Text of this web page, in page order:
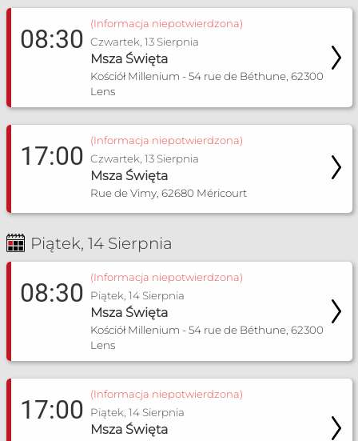
08:30
(Informacja niepotwierdzona)
Czwartek, 13 Sierpnia
Msza Święta
Kościół Millenium - 54 rue de Béthune, 62300
Lens
17:00
(Informacja niepotwierdzona)
Czwartek, 13 Sierpnia
Msza Święta
Rue de Vimy, 62680 Méricourt
Piątek, 14 Sierpnia
08:30
(Informacja niepotwierdzona)
Piątek, 14 Sierpnia
Msza Święta
Kościół Millenium - 54 rue de Béthune, 62300
Lens
17:00
(Informacja niepotwierdzona)
Piątek, 14 Sierpnia
Msza Święta